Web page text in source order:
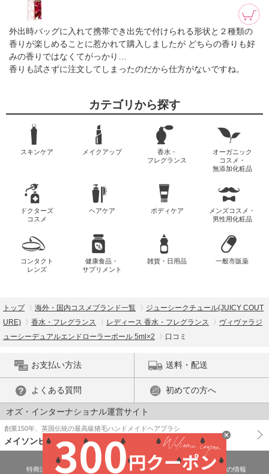
外出時バッグに入れて携帯でき出先で付けられる形状と２種類の
香りが楽しめることに惹かれて購入しましたが どちらの香りも好
みの香りではなくてがっかり…
香りも試さずに注文してしまったのだから仕方がないですね。
カテゴリから探す
スキンケア メイクアップ
香水・
フレグランス
オーガニック
コスメ・
無添加化粧品
ドクターズ
コスメ
ヘアケア ボディケア
メンズコスメ・
男性用化粧品
コンタクト
レンズ
健康食品・
サプリメント
雑貨・日用品 一般市販薬
トップ 海外・国内コスメブランド一覧
ジューシークチュール(JUICY COUT
URE)
香水・フレグランス レディース 香水・フレグランス
ヴィヴァラジ
ューシーデュアルエンドローラーボール 5ml×2
口コミ
お支払い方法 送料・配送
よくある質問 初めての方へ
オズ・インターナショナル運営サイト
創業150年、英国伝統の最高級猪毛ハンドメイドヘアブラシ
メイソンピアソン
特商法に基づく表示 プライバシーポリシー 医薬品販売許可証の情報